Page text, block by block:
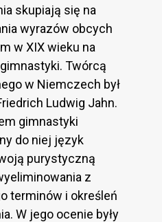
skupiają się na
wyrazów obcych
w XIX wieku na
Twórcą
w Niemczech był
Ludwig Jahn.
gimnastyki
do niej język
purystyczną
z
terminów i określeń
W jego ocenie były